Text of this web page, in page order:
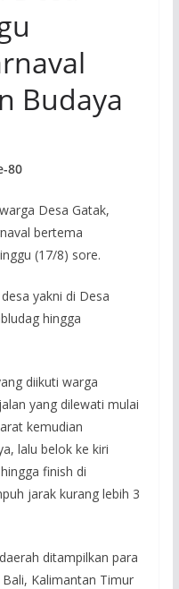
Budaya
80
Desa Gatak,
bertema
(17/8) sore.
yakni di Desa
hingga
diikuti warga
yang dilewati mulai
kemudian
lalu belok ke kiri
finish di
jarak kurang lebih 3
ditampilkan para
Kalimantan Timur